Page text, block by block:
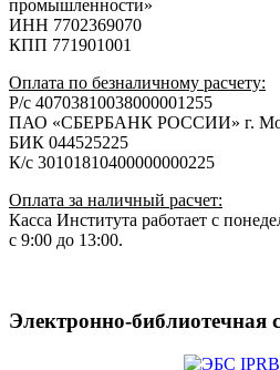
промышленности»
ИНН 7702369070
КПП 771901001
Оплата по безналичному расчету:
Р/с 40703810038000001255
ПАО «СБЕРБАНК РОССИИ» г.
БИК 044525225
К/с 30101810400000000225
Оплата за наличный расчет:
Касса Института работает с
с 9:00 до 13:00.
Электронно-библиотечная